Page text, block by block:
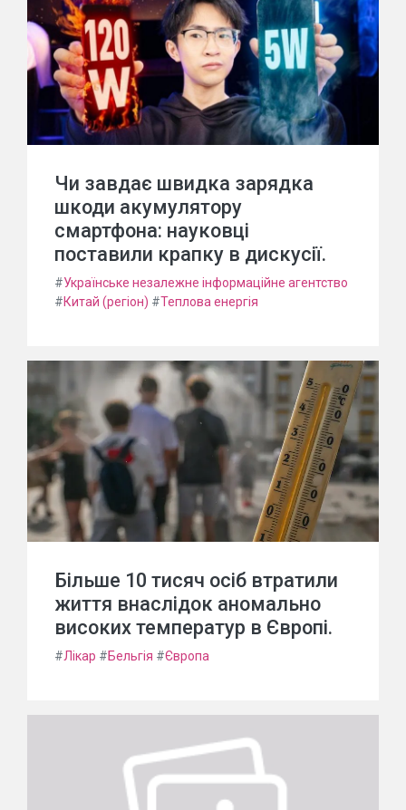
Чи завдає швидка зарядка
шкоди акумулятору
смартфона: науковці
поставили крапку в дискусії.
#Українське незалежне інформаційне агентство
#Китай (регіон) #Теплова енергія
Більше 10 тисяч осіб втратили
життя внаслідок аномально
високих температур в Європі.
#Лікар #Бельгія #Європа